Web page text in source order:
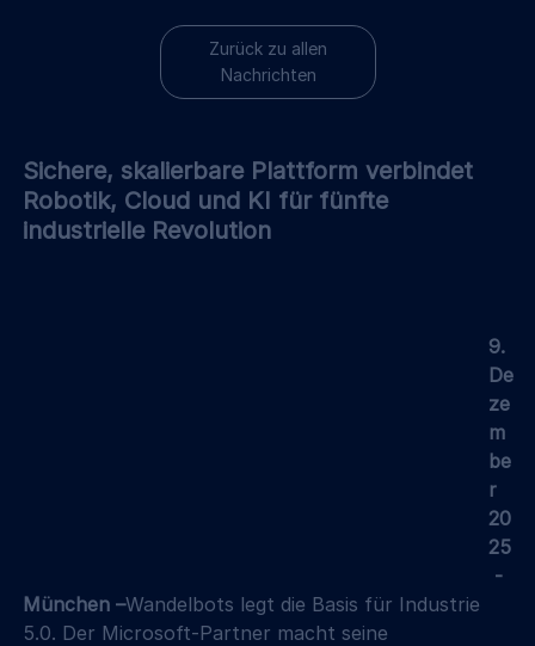
Sichere, skalierbare Plattform verbindet
Robotik, Cloud und KI für fünfte
industrielle Revolution
9.
De
ze
m
be
r
20
25
-
München –Wandelbots legt die Basis für Industrie
5.0. Der Microsoft-Partner macht seine
Zurück zu allen
Nachrichten